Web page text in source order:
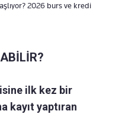
2026 burs ve kredi
ilk kez bir
kayıt yaptıran